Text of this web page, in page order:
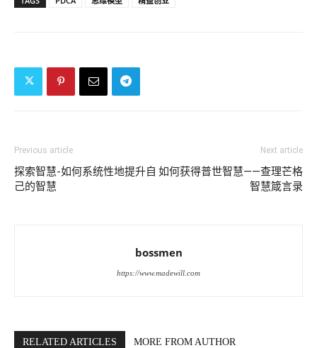
Previous article
探索智慧-如何系统性地提升自
己的智慧
Next article
如何获得普世智慧——查理芒格
智慧箴言录
bossmen
https://www.madewill.com
RELATED ARTICLES MORE FROM AUTHOR